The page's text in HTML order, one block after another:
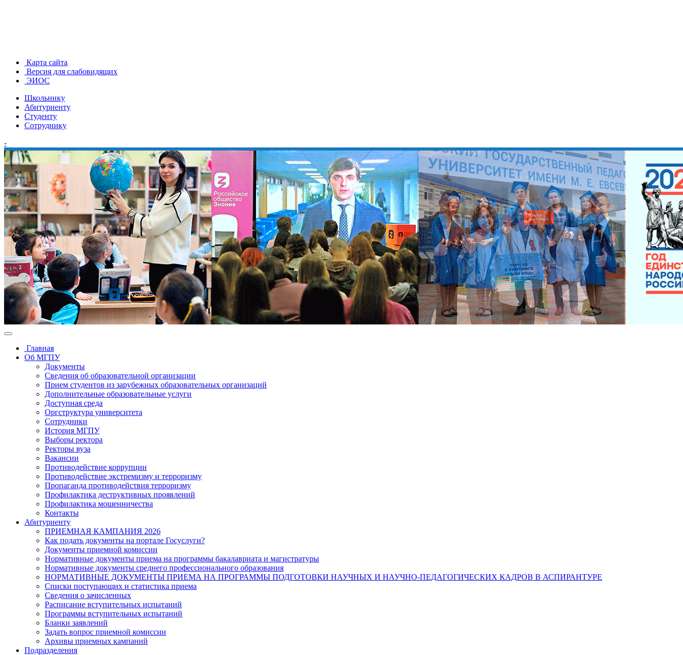
Карта сайта
Версия для слабовидящих
ЭИОС
Школьнику
Абитуриенту
Студенту
Сотруднику
-
Главная
Об МГПУ
Документы
Сведения об образовательной организации
Прием студентов из зарубежных образовательных организаций
Дополнительные образовательные услуги
Доступная среда
Оргструктура университета
Сотрудники
История МГПУ
Выборы ректора
Ректоры вуза
Вакансии
Противодействие коррупции
Противодействие экстремизму и терроризму
Пропаганда противодействия терроризму
Профилактика деструктивных проявлений
Профилактика мошенничества
Контакты
Абитуриенту
ПРИЕМНАЯ КАМПАНИЯ 2026
Как подать документы на портале Госуслуги?
Документы приемной комиссии
Нормативные документы приема на программы бакалавриата и магистратуры
Нормативные документы среднего профессионального образования
НОРМАТИВНЫЕ ДОКУМЕНТЫ ПРИЕМА НА ПРОГРАММЫ ПОДГОТОВКИ НАУЧНЫХ И НАУЧНО-ПЕДАГОГИЧЕСКИХ КАДРОВ В АСПИРАНТУРЕ
Списки поступающих и статистика приема
Сведения о зачисленных
Расписание вступительных испытаний
Программы вступительных испытаний
Бланки заявлений
Задать вопрос приемной комиссии
Архивы приемных кампаний
Подразделения